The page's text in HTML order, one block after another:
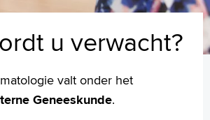
u verwacht?
valt onder het
Geneeskunde.